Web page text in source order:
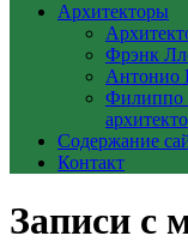
Архитекторы
Фрэнк
Антонио
Филиппо
Содержание
Контакт
Записи с